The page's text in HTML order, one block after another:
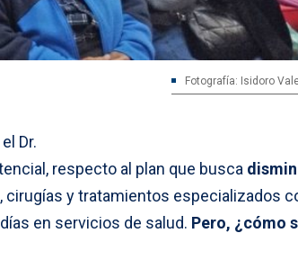
Fotografía: Isidoro
Dr.
respecto al plan que busca
, cirugías y tratamientos especializados
en servicios de salud. Pero, ¿cómo